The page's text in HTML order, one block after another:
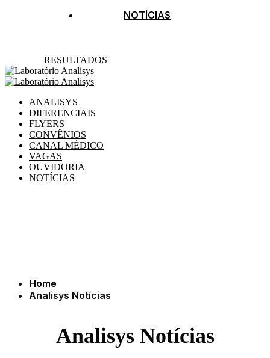
NOTÍCIAS
RESULTADOS
ANALISYS
DIFERENCIAIS
FLYERS
CONVÊNIOS
CANAL MÉDICO
VAGAS
OUVIDORIA
NOTÍCIAS
Home
Analisys Notícias
Analisys Notícias